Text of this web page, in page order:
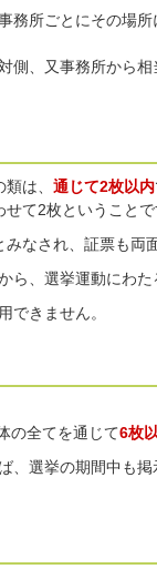
務所ごとにその場
側、又事務所から
は、 通じて2枚以内
て2枚ということで
なされ、証票も両
、選挙運動にわた
できません。
の全てを通じて6枚
、選挙の期間中も